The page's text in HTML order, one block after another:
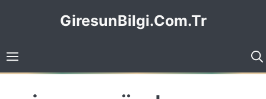
GiresunBilgi.Com.Tr